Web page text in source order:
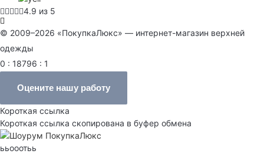
4.9 из 5
© 2009–2026 «ПокупкаЛюкс» — интернет-магазин верхней
одежды
0 : 18796 : 1
Оцените нашу работу
Короткая ссылка
Короткая ссылка скопирована в буфер обмена
ььооотьь